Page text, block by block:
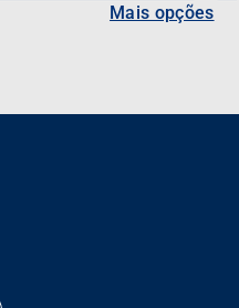
Mais opções